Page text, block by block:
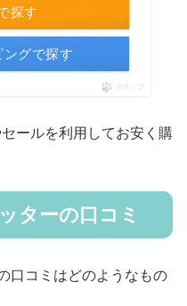
探す
ングで探す
ポチップ
ールを利用してお安く購
ターの口コミ
口コミはどのようなもの